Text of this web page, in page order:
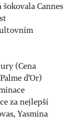
Cannes
(Cena
d’Or)
za nejlepší
Yasmina